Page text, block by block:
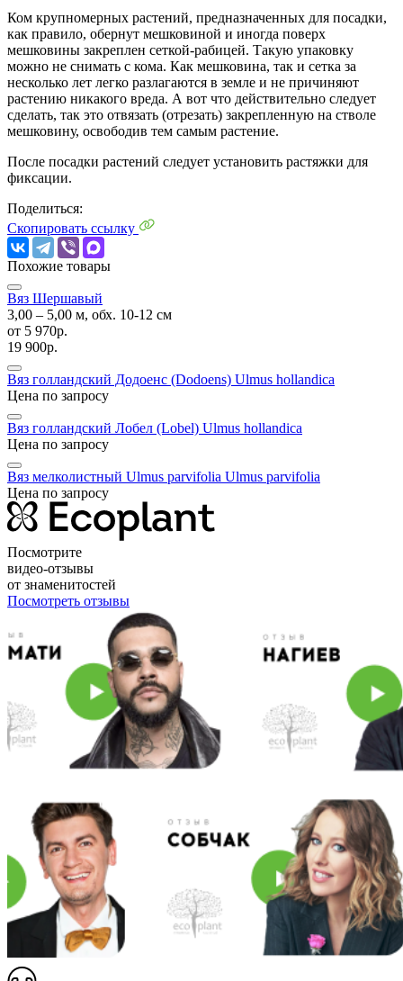
Ком крупномерных растений, предназначенных для посадки,
как правило, обернут мешковиной и иногда поверх
мешковины закреплен сеткой-рабицей. Такую упаковку
можно не снимать с кома. Как мешковина, так и сетка за
несколько лет легко разлагаются в земле и не причиняют
растению никакого вреда. А вот что действительно следует
сделать, так это отвязать (отрезать) закрепленную на стволе
мешковину, освободив тем самым растение.
После посадки растений следует установить растяжки для
фиксации.
Поделиться:
Скопировать ссылку
Похожие товары
Вяз Шершавый
3,00 ‒ 5,00 м, обх. 10-12 см
от 5 970р.
19 900р.
Вяз голландский Додоенс (Dodoens) Ulmus hollandica
Цена по запросу
Вяз голландский Лобел (Lobel) Ulmus hollandica
Цена по запросу
Вяз мелколистный Ulmus parvifolia Ulmus parvifolia
Цена по запросу
Посмотрите
видео-отзывы
от знаменитостей
Посмотреть отзывы